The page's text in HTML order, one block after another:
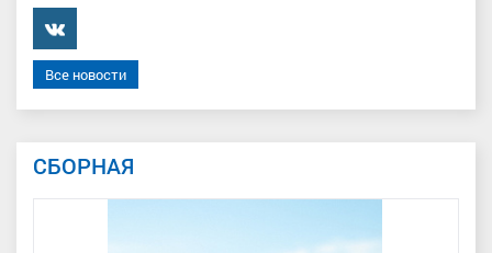
���������
Все новости
СБОРНАЯ